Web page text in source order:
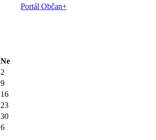
Portál Občan+
Ne
2
9
16
23
30
6